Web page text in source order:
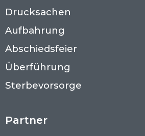
Drucksachen
Aufbahrung
Abschiedsfeier
Überführung
Sterbevorsorge
Partner